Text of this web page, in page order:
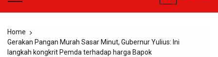
Home
Gerakan Pangan Murah Sasar Minut, Gubernur Yulius: Ini
langkah kongkrit Pemda terhadap harga Bapok